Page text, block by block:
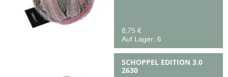
8,75 €
Auf Lager: 6
SCHOPPEL EDITION 3.0
2630